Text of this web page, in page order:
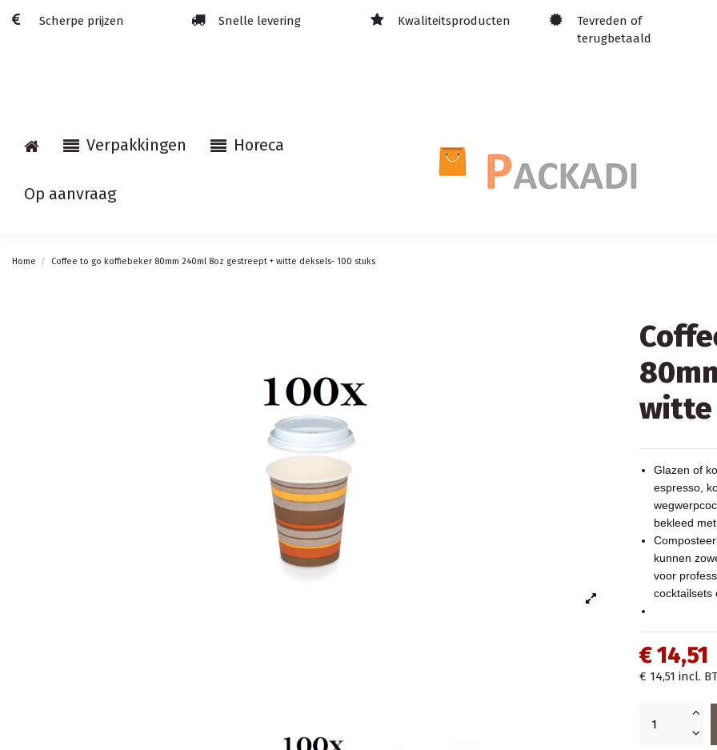
Scherpe prijzen Snelle levering Kwaliteitsproducten
Tevreden of
terugbetaald
Verpakkingen Horeca
Op aanvraag
Home Coffee to go koffiebeker 80mm 240ml 8oz gestreept + witte deksels- 100 stuks
witte
Glazen of
espresso,
bekleed
kunnen
voor
cocktailsets
€ 14,51
€ 14,51 incl.